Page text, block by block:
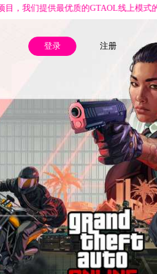
线上模式的原创攻略心得，
登录 注册